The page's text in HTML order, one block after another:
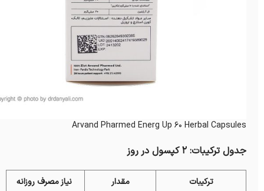
Arvand Pharmed Energ Up 60 Herbal Capsules
جدول ترکیبات: 2 کپسول در روز
ترکیبات مقدار
نیاز مصرف روزانه